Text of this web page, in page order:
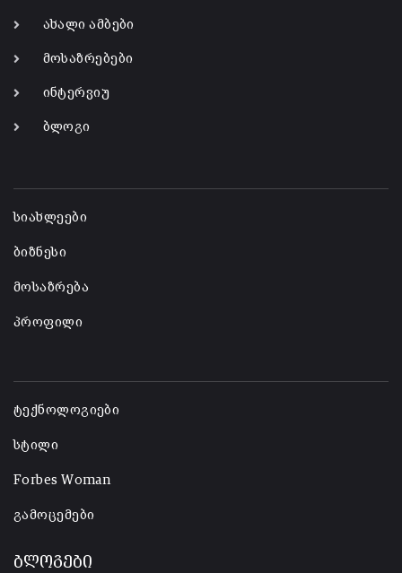
ახალი ამბები
მოსაზრებები
ინტერვიუ
ბლოგი
სიახლეები
ბიზნესი
მოსაზრება
პროფილი
ტექნოლოგიები
სტილი
Forbes Woman
გამოცემები
ბლოგები